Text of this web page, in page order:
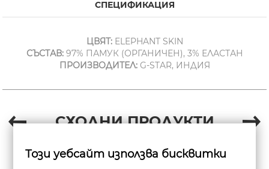
СПЕЦИФИКАЦИЯ
ЦВЯТ:ELEPHANT SKIN
СЪСТАВ:97% ПАМУК (ОРГАНИЧЕН), 3% ЕЛАСТАН
ПРОИЗВОДИТЕЛ:G-STAR, ИНДИЯ
СХОДНИ ПРОДУКТИ
Този уебсайт използва бисквитки